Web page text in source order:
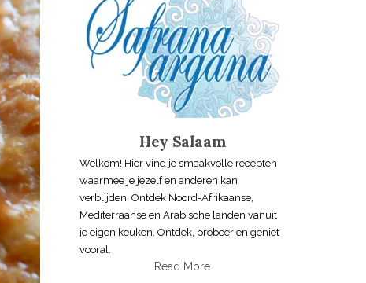
Hey Salaam
Welkom! Hier vind je smaakvolle recepten
waarmee je jezelf en anderen kan
verblijden. Ontdek Noord-Afrikaanse,
Mediterraanse en Arabische landen vanuit
je eigen keuken. Ontdek, probeer en geniet
vooral.
Read More